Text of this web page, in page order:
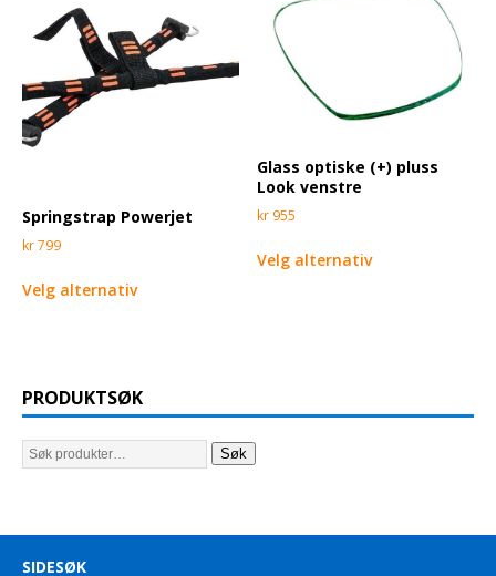
Springstrap Powerjet
kr799
Velg alternativ
Glass optiske (+) pluss
Look venstre
kr 955
Velg alternativ
PRODUKTSØK
Søk
SIDESØK